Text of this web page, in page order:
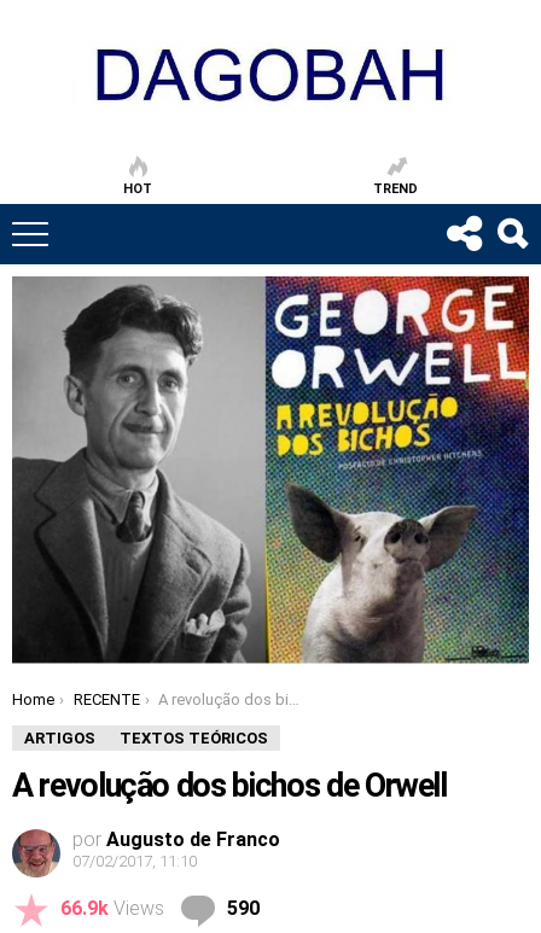
HOT TREND
You are here:
Home RECENTE A revolução dos bichos de Orwell
ARTIGOS TEXTOS TEÓRICOS
A revolução dos bichos de Orwell
por Augusto de Franco
07/02/2017, 11:10
66.9k Views 590